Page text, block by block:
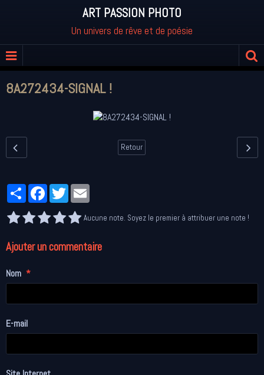
ART PASSION PHOTO
Un univers de rêve et de poésie
8A272434-SIGNAL !
Retour
PartagerFacebookTwitter
Aucune note. Soyez le premier à attribuer une note !
Ajouter un commentaire
Nom
E-mail